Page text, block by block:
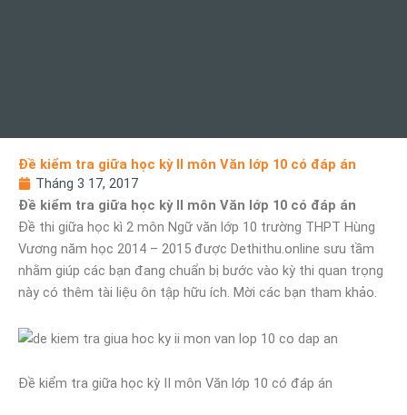
Đề kiểm tra giữa học kỳ II môn Văn lớp 10 có đáp án
Tháng 3 17, 2017
Đề kiểm tra giữa học kỳ II môn Văn lớp 10 có đáp án
Đề thi giữa học kì 2 môn Ngữ văn lớp 10 trường THPT Hùng
Vương năm học 2014 – 2015 được Dethithu.online sưu tầm
nhằm giúp các bạn đang chuẩn bị bước vào kỳ thi quan trọng
này có thêm tài liệu ôn tập hữu ích. Mời các bạn tham khảo.
Đề kiểm tra giữa học kỳ II môn Văn lớp 10 có đáp án